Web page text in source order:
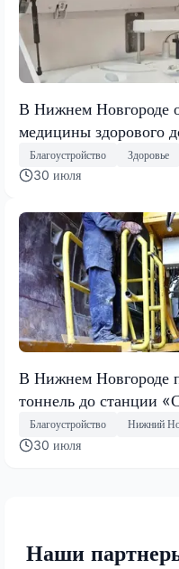
В Нижнем Новгороде
медицины здорового
Благоустройство Здоровье
30 июля
В Нижнем Новгороде
тоннель до станции
Благоустройство Нижний
30 июля
Наши